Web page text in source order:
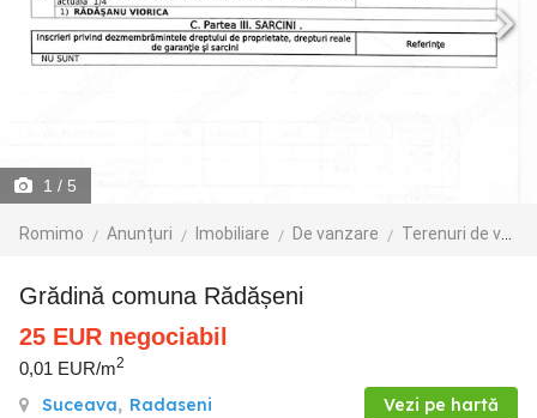
1 / 5
Romimo Anunțuri Imobiliare De vanzare Terenuri de vanzare
Grădină comuna Rădășeni
25 EUR negociabil
0,01 EUR/m2
Suceava, Radaseni Vezi pe hartă